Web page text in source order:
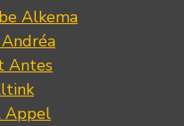
Alkema
Antes
Appel